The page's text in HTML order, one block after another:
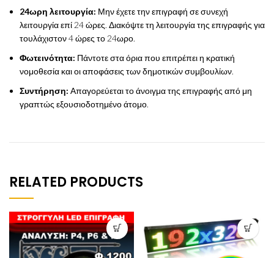
24ωρη λειτουργία: Μην έχετε την επιγραφή σε συνεχή
λειτουργία επί 24 ώρες. Διακόψτε τη λειτουργία της επιγραφής για
τουλάχιστον 4 ώρες το 24ωρο.
Φωτεινότητα: Πάντοτε στα όρια που επιτρέπει η κρατική
νομοθεσία και οι αποφάσεις των δημοτικών συμβουλίων.
Συντήρηση: Απαγορεύεται το άνοιγμα της επιγραφής από μη
γραπτώς εξουσιοδοτημένο άτομο.
RELATED PRODUCTS